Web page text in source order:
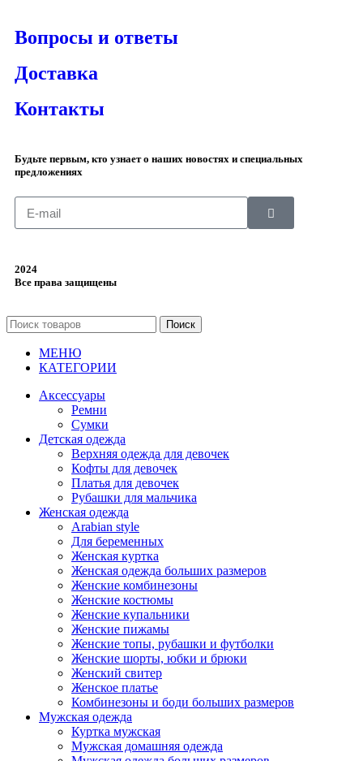
Вопросы и ответы
Доставка
Контакты
Будьте первым, кто узнает о наших новостях и специальных
предложениях
2024
Все права защищены
Поиск
МЕНЮ
КАТЕГОРИИ
Аксессуары
Ремни
Сумки
Детская одежда
Верхняя одежда для девочек
Кофты для девочек
Платья для девочек
Рубашки для мальчика
Женская одежда
Arabian style
Для беременных
Женская куртка
Женская одежда больших размеров
Женские комбинезоны
Женские костюмы
Женские купальники
Женские пижамы
Женские топы, рубашки и футболки
Женские шорты, юбки и брюки
Женский свитер
Женское платье
Комбинезоны и боди больших размеров
Мужская одежда
Куртка мужская
Мужская домашняя одежда